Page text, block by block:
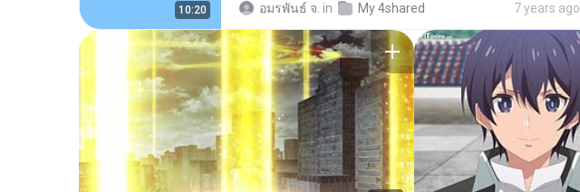
10:20 อมรพันธ์ จ. in My 4shared 7 years ago